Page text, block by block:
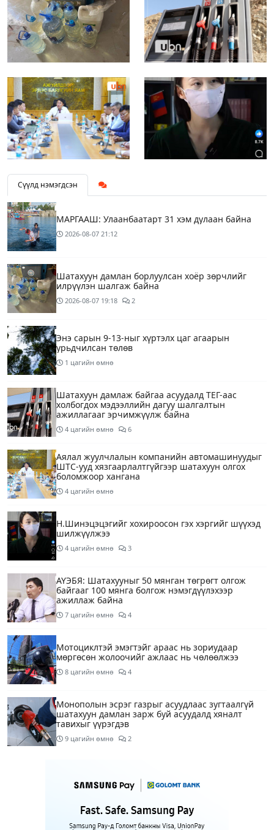
Сүүлд нэмэгдсэн
МАРГААШ: Улаанбаатарт 31 хэм дулаан байна
2026-08-07 21:12
Шатахуун дамлан борлуулсан хоёр зөрчлийг
илрүүлэн шалгаж байна
2026-08-07 19:18 2
Энэ сарын 9-13-ныг хүртэлх цаг агаарын
урьдчилсан төлөв
1 цагийн өмнө
Шатахуун дамлаж байгаа асуудалд ТЕГ-аас
холбогдох мэдээллийн дагуу шалгалтын
ажиллагааг эрчимжүүлж байна
4 цагийн өмнө 6
Аялал жуулчлалын компанийн автомашинуудыг
ШТС-ууд хязгаарлалтгүйгээр шатахуун олгох
боломжоор хангана
4 цагийн өмнө
Н.Шинэцэцэгийг хохироосон гэх хэргийг шүүхэд
шилжүүлжээ
4 цагийн өмнө 3
АҮЭБЯ: Шатахууныг 50 мянган төгрөгт олгож
байгааг 100 мянга болгож нэмэгдүүлэхээр
ажиллаж байна
7 цагийн өмнө 4
Мотоциклтэй эмэгтэйг араас нь зориудаар
мөргөсөн жолоочийг ажлаас нь чөлөөлжээ
8 цагийн өмнө 4
Монополын эсрэг газрыг асуудлаас зугтаалгүй
шатахуун дамлан зарж буй асуудалд хяналт
тавихыг үүрэгдэв
9 цагийн өмнө 2
настай охиныг 7 дахь өдрөө хайж байна
АҮЭБЯ: Тэгш, сондгойг мөрдөөгүй 7 ШТС-д